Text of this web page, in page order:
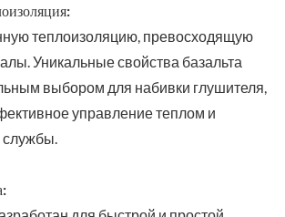
теплоизоляцию, превосходящую
Уникальные свойства базальта
выбором для набивки глушителя,
управление теплом и